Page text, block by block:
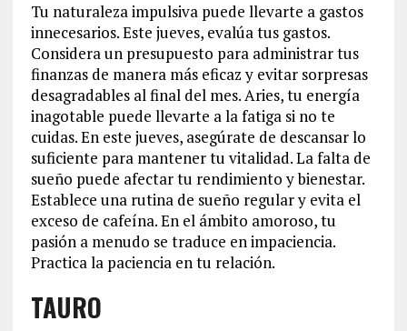
Tu naturaleza impulsiva puede llevarte a gastos
innecesarios. Este jueves, evalúa tus gastos.
Considera un presupuesto para administrar tus
finanzas de manera más eficaz y evitar sorpresas
desagradables al final del mes. Aries, tu energía
inagotable puede llevarte a la fatiga si no te
cuidas. En este jueves, asegúrate de descansar lo
suficiente para mantener tu vitalidad. La falta de
sueño puede afectar tu rendimiento y bienestar.
Establece una rutina de sueño regular y evita el
exceso de cafeína. En el ámbito amoroso, tu
pasión a menudo se traduce en impaciencia.
Practica la paciencia en tu relación.
TAURO